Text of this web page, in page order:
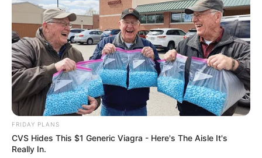
FRIDAY PLANS
CVS Hides This $1 Generic Viagra - Here's The Aisle It's
Really In.